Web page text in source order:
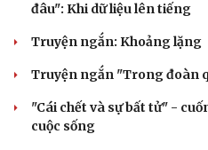
đâu": Khi dữ liệu lên tiếng
Truyện ngắn: Khoảng lặng
Truyện ngắn "Trong đoàn
"Cái chết và sự bất tử" -
cuộc sống